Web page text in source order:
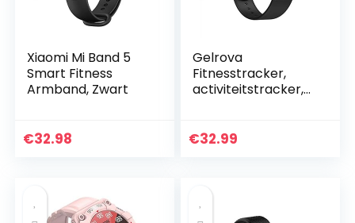
Xiaomi Mi Band 5
Smart Fitness
Armband, Zwart
€32.98
Gelrova
Fitnesstracker,
activiteitstracker,
waterbestendig,
€32.99